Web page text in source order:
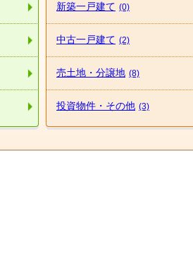
新築一戸建て (0)
中古一戸建て (2)
売土地・分譲地 (8)
投資物件・その他 (3)